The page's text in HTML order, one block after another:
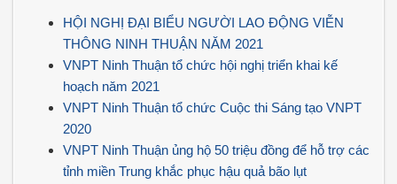
HỘI NGHỊ ĐẠI BIỂU NGƯỜI LAO ĐỘNG VIỄN
THÔNG NINH THUẬN NĂM 2021
VNPT Ninh Thuận tổ chức hội nghị triển khai kế
hoạch năm 2021
VNPT Ninh Thuận tổ chức Cuộc thi Sáng tạo VNPT
2020
VNPT Ninh Thuận ủng hộ 50 triệu đồng để hỗ trợ các
tỉnh miền Trung khắc phục hậu quả bão lụt